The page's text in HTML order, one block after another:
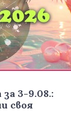
3-9.08.:
своя